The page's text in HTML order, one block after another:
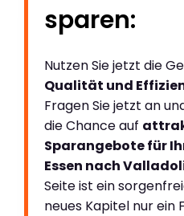
sparen:
Nutzen Sie jetzt die
Qualität und
Fragen Sie jetzt an
die Chance auf
Sparangebote für
Essen nach
Seite ist ein
neues Kapitel nur